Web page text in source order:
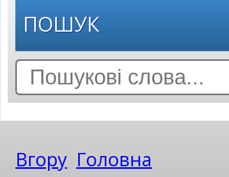
ПОШУК
Search
for:
Вгору Головна